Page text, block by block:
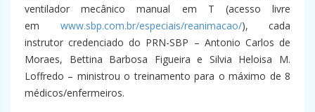
ventilador mecânico manual em T (acesso livre
em www.sbp.com.br/especiais/reanimacao/), cada
instrutor credenciado do PRN-SBP – Antonio Carlos de
Moraes, Bettina Barbosa Figueira e Silvia Heloisa M.
Loffredo – ministrou o treinamento para o máximo de 8
médicos/enfermeiros.